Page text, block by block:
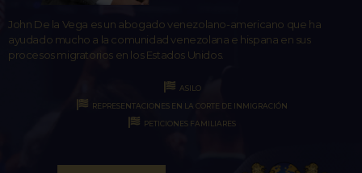
John De la Vega es un abogado venezolano-americano que ha
ayudado mucho a la comunidad venezolana e hispana en sus
procesos migratorios en los Estados Unidos.
ASILO
REPRESENTACIONES EN LA CORTE DE INMIGRACIÓN
PETICIONES FAMILIARES